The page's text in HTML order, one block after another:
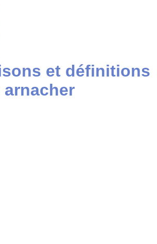
et définitions